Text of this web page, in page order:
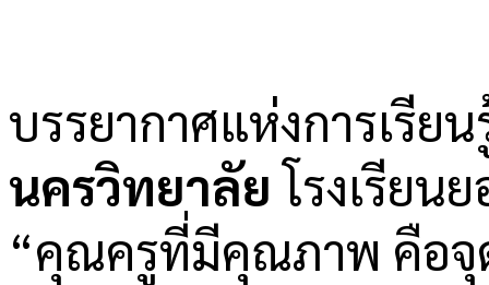
บรรยากาศแห่งการเรี
นครวิทยาลัย โรงเรียน
“คุณครูที่มีคุณภาพ คือจุ